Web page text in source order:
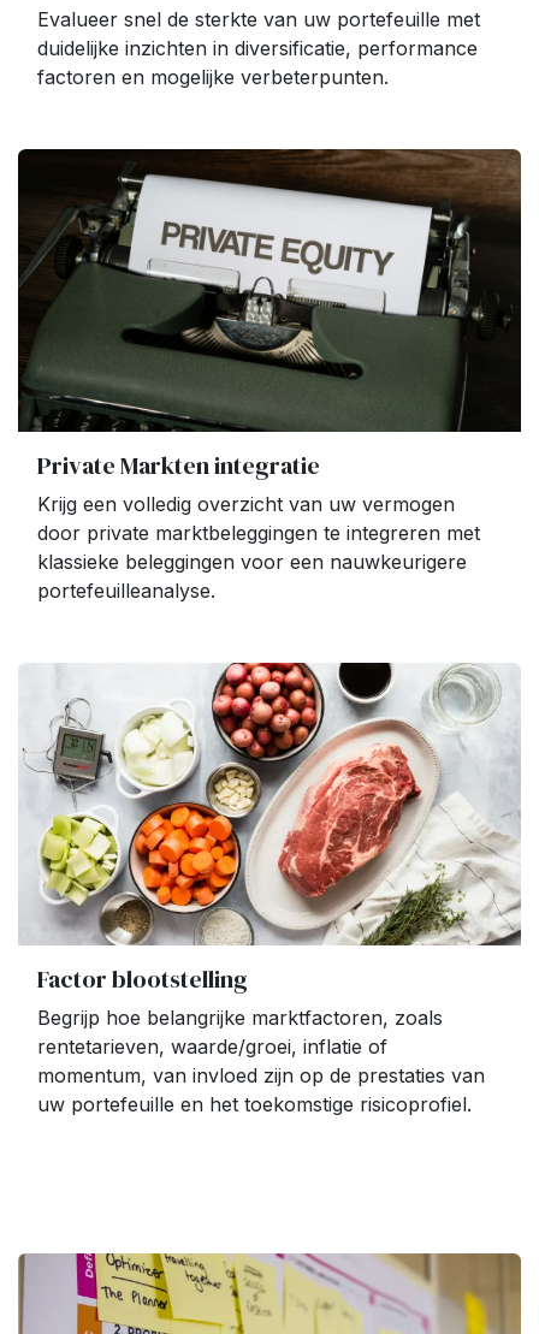
Evalueer snel de sterkte van uw portefeuille met
duidelijke inzichten in diversificatie, performance
factoren en mogelijke verbeterpunten.
Private Markten integratie
Krijg een volledig overzicht van uw vermogen
door private marktbeleggingen te integreren met
klassieke beleggingen voor een nauwkeurigere
portefeuilleanalyse.
Factor blootstelling
Begrijp hoe belangrijke marktfactoren, zoals
rentetarieven, waarde/groei, inflatie of
momentum, van invloed zijn op de prestaties van
uw portefeuille en het toekomstige risicoprofiel.